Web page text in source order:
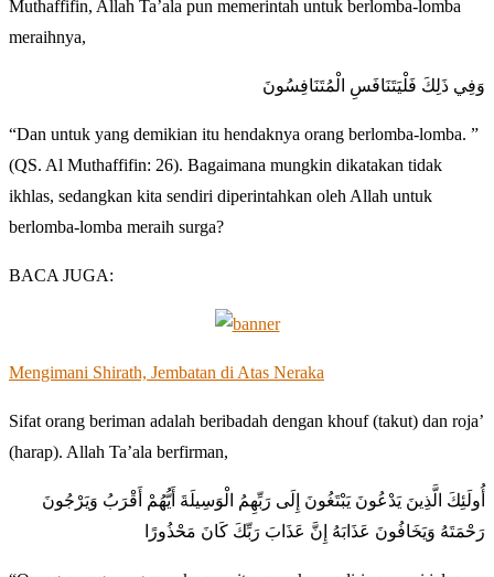
Muthaffifin, Allah Ta’ala pun memerintah untuk berlomba-lomba
meraihnya,
وَفِي ذَلِكَ فَلْيَتَنَافَسِ الْمُتَنَافِسُونَ
“Dan untuk yang demikian itu hendaknya orang berlomba-lomba. ”
(QS. Al Muthaffifin: 26). Bagaimana mungkin dikatakan tidak
ikhlas, sedangkan kita sendiri diperintahkan oleh Allah untuk
berlomba-lomba meraih surga?
BACA JUGA:
Mengimani Shirath, Jembatan di Atas Neraka
Sifat orang beriman adalah beribadah dengan khouf (takut) dan roja’
(harap). Allah Ta’ala berfirman,
أُولَئِكَ الَّذِينَ يَدْعُونَ يَبْتَغُونَ إِلَى رَبِّهِمُ الْوَسِيلَةَ أَيُّهُمْ أَقْرَبُ وَيَرْجُونَ
رَحْمَتَهُ وَيَخَافُونَ عَذَابَهُ إِنَّ عَذَابَ رَبِّكَ كَانَ مَحْذُورًا